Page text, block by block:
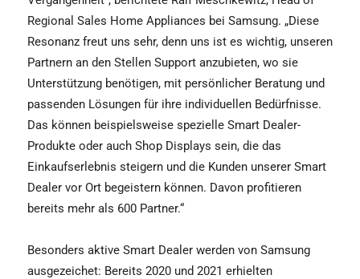
Regional Sales Home Appliances bei Samsung. „Diese
Resonanz freut uns sehr, denn uns ist es wichtig, unseren
Partnern an den Stellen Support anzubieten, wo sie
Unterstützung benötigen, mit persönlicher Beratung und
passenden Lösungen für ihre individuellen Bedürfnisse.
Das können beispielsweise spezielle Smart Dealer-
Produkte oder auch Shop Displays sein, die das
Einkaufserlebnis steigern und die Kunden unserer Smart
Dealer vor Ort begeistern können. Davon profitieren
bereits mehr als 600 Partner.“
Besonders aktive Smart Dealer werden von Samsung
ausgezeichet: Bereits 2020 und 2021 erhielten